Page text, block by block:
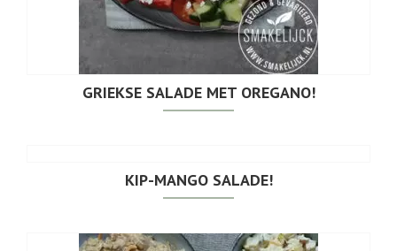
GRIEKSE SALADE MET OREGANO!
KIP-MANGO SALADE!